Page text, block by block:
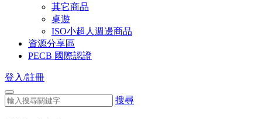
其它商品
桌遊
ISO小超人週邊商品
資源分享區
PECB 國際認證
登入/註冊
搜尋